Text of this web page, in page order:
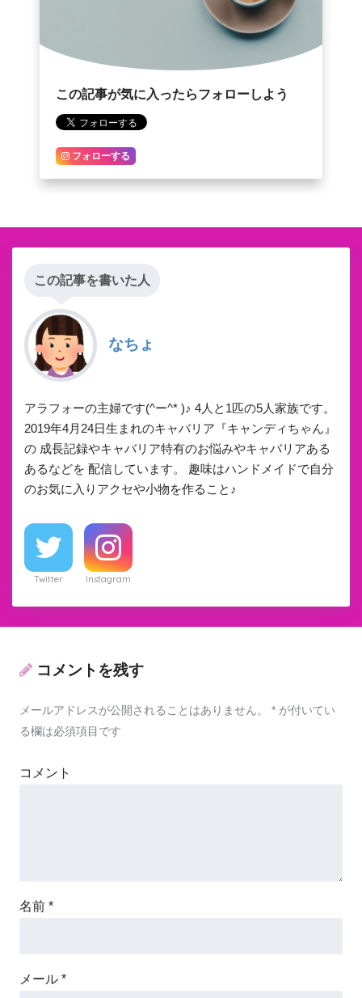
この記事が気に入ったらフォローしよう
フォローする
この記事を書いた人
なちょ
アラフォーの主婦です(^ー^* )♪ 4人と1匹の5人家族です。
2019年4月24日生まれのキャバリア『キャンディちゃん』
の 成長記録やキャバリア特有のお悩みやキャバリアある
あるなどを 配信しています。 趣味はハンドメイドで自分
のお気に入りアクセや小物を作ること♪
Twitter Instagram
コメントを残す
メールアドレスが公開されることはありません。 * が付いてい
る欄は必須項目です
コメント
名前 *
メール *